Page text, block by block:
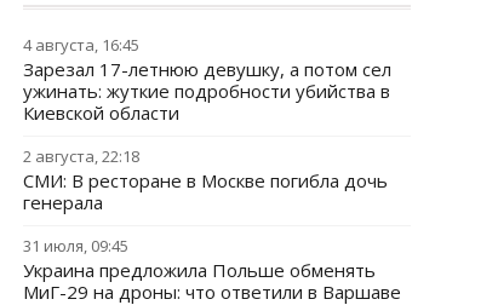
4 августа, 16:45
Зарезал 17-летнюю девушку, а потом сел
ужинать: жуткие подробности убийства в
Киевской области
2 августа, 22:18
СМИ: В ресторане в Москве погибла дочь
генерала
31 июля, 09:45
Украина предложила Польше обменять
МиГ-29 на дроны: что ответили в Варшаве